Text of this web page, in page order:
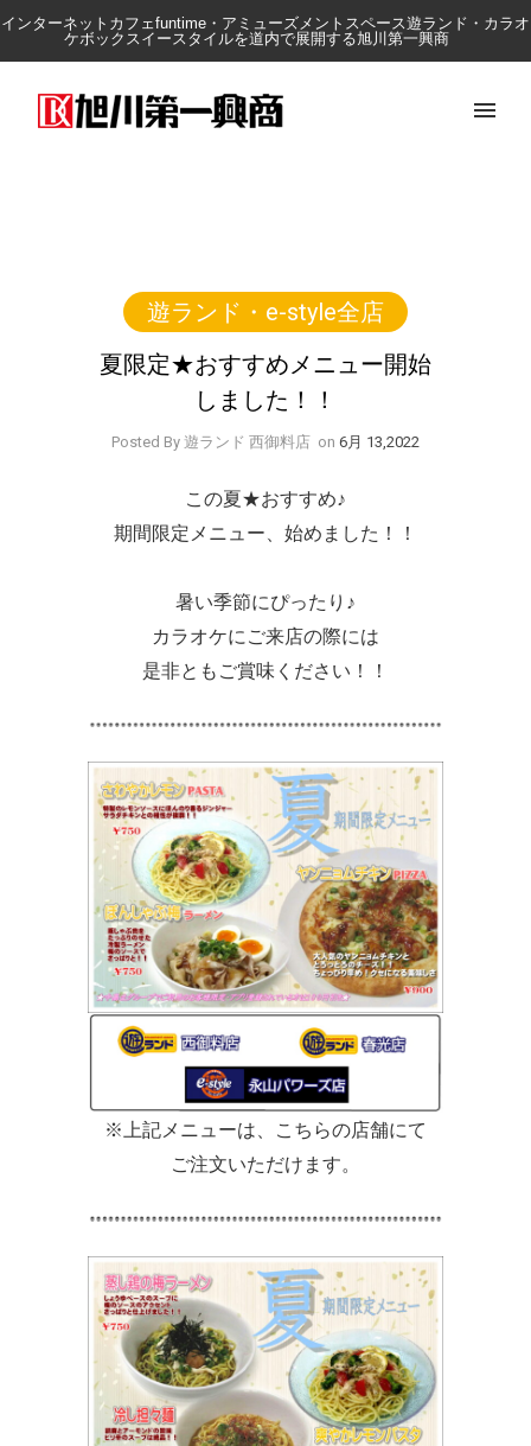
インターネットカフェfuntime・アミューズメントスペース遊ランド・カラオ
ケボックスイースタイルを道内で展開する旭川第一興商
遊ランド・e-style全店
夏限定★おすすめメニュー開始
しました！！
Posted By 遊ランド 西御料店 on 6月 13,2022
この夏★おすすめ♪
期間限定メニュー、始めました！！
暑い季節にぴったり♪
カラオケにご来店の際には
是非ともご賞味ください！！
※上記メニューは、こちらの店舗にて
ご注文いただけます。